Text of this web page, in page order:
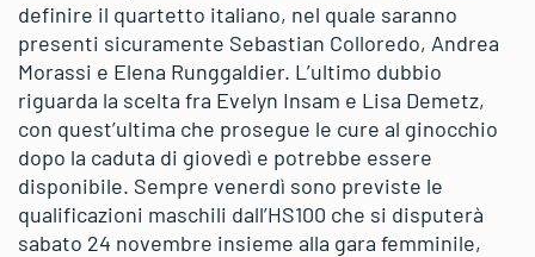
definire il quartetto italiano, nel quale saranno
presenti sicuramente Sebastian Colloredo, Andrea
Morassi e Elena Runggaldier. L’ultimo dubbio
riguarda la scelta fra Evelyn Insam e Lisa Demetz,
con quest’ultima che prosegue le cure al ginocchio
dopo la caduta di giovedì e potrebbe essere
disponibile. Sempre venerdì sono previste le
qualificazioni maschili dall’HS100 che si disputerà
sabato 24 novembre insieme alla gara femminile,